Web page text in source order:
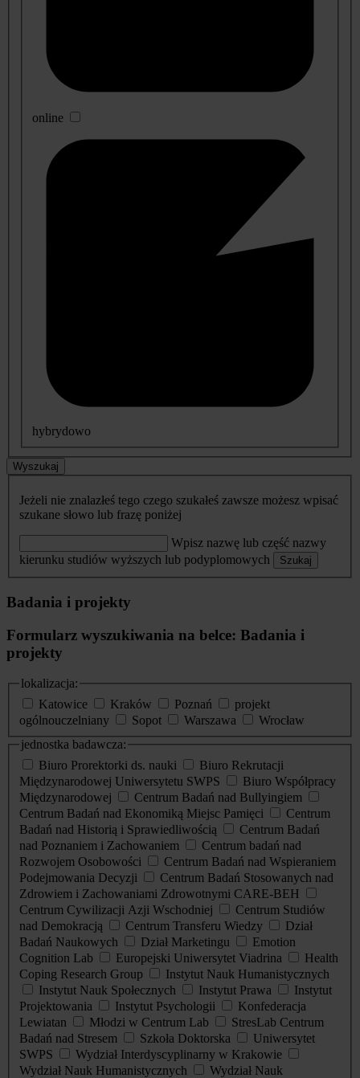
online
hybrydowo
Wyszukaj
Jeżeli nie znalazłeś tego czego szukałeś zawsze możesz wpisać
szukane słowo lub frazę poniżej
Wpisz nazwę lub część nazwy
kierunku studiów wyższych lub podyplomowych
Szukaj
Badania i projekty
Formularz wyszukiwania na belce: Badania i
projekty
lokalizacja:
Katowice
Kraków Poznań
projekt
ogólnouczelniany
Sopot Warszawa
Wrocław
jednostka badawcza:
Biuro Prorektorki ds. nauki
Biuro Rekrutacji
Międzynarodowej Uniwersytetu SWPS
Biuro Współpracy
Międzynarodowej
Centrum Badań nad Bullyingiem
Centrum Badań nad Ekonomiką Miejsc Pamięci
Centrum
Badań nad Historią i Sprawiedliwością
Centrum Badań
nad Poznaniem i Zachowaniem
Centrum badań nad
Rozwojem Osobowości
Centrum Badań nad Wspieraniem
Podejmowania Decyzji
Centrum Badań Stosowanych nad
Zdrowiem i Zachowaniami Zdrowotnymi CARE-BEH
Centrum Cywilizacji Azji Wschodniej
Centrum Studiów
nad Demokracją
Centrum Transferu Wiedzy
Dział
Badań Naukowych
Dział Marketingu
Emotion
Cognition Lab
Europejski Uniwersytet Viadrina
Health
Coping Research Group
Instytut Nauk Humanistycznych
Instytut Nauk Społecznych
Instytut Prawa
Instytut
Projektowania
Instytut Psychologii
Konfederacja
Lewiatan
Młodzi w Centrum Lab
StresLab Centrum
Badań nad Stresem
Szkoła Doktorska
Uniwersytet
SWPS
Wydział Interdyscyplinarny w Krakowie
Wydział Nauk Humanistycznych
Wydział Nauk